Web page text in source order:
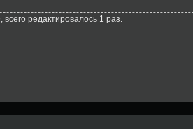
редактировалось 1 раз.